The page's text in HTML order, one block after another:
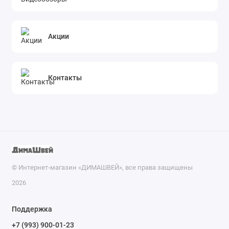
Акции
Контакты
© Интернет-магазин «ДИМАШВЕЙ», все права защищены
2026
Поддержка
+7 (993) 900-01-23